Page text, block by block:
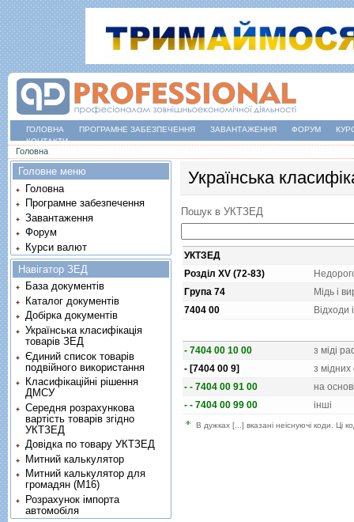
ГОЛОВНА ПРОГРАМНЕ ЗАБЕЗПЕЧЕННЯ ЗАВАНТАЖЕННЯ ФОРУМ
КОНТАКТИ
Ви є тут
Головна
Українська
Пошук в УКТЗЕД
УКТЗЕД
Розділ XV (72-83)
Група 74
Мiдь i
7404 00
Вiдходи
- 7404 00 10 00
з мiдi
- [7404 00 9]
з мiдних
- - 7404 00 91 00
на
- - 7404 00 99 00
iншi
В дужках [...] вказані неіснуючі коди. Ці
Головне меню
Головна
Програмне забезпечення
Завантаження
Форум
Курси валют
Навігатор ЗЕД
База документів
Каталог документів
Добірка документів
Українська класифікація
товарів ЗЕД
Єдиний список товарів
подвійного використання
Класифікаційні рішення
ДМСУ
Середня розрахункова
вартість товарів згідно
УКТЗЕД
Довідка по товару УКТЗЕД
Митний калькулятор
Митний калькулятор для
громадян (М16)
Розрахунок імпорта
автомобіля